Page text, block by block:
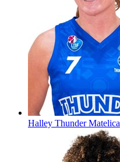
Halley Thunder Matelica